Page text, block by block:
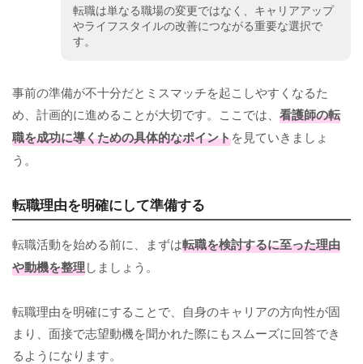
転職は単なる職場の変更ではなく、キャリアアップ
やライフスタイルの改善につながる重要な選択で
す。
事前の準備が不十分だとミスマッチを起こしやすくなるた
め、計画的に進めることが大切です。ここでは、 看護師の転
職を成功に導くための具体的なポイントを見ていきましょ
う。
転職理由を明確にして準備する
転職活動を始める前に、まずは転職を検討するに至った理由
や動機を整理しましょう。
転職理由を明確にすることで、自身のキャリアの方向性が固
まり、面接で志望動機を聞かれた際にもスムーズに回答でき
るようになります。